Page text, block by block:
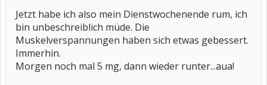
Jetzt habe ich also mein Dienstwochenende rum, ich
bin unbeschreiblich müde. Die
Muskelverspannungen haben sich etwas gebessert.
Immerhin.
Morgen noch mal 5 mg, dann wieder runter...aua!